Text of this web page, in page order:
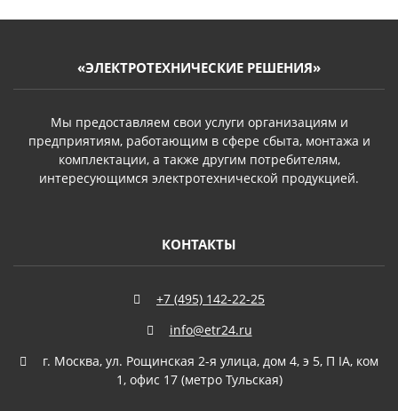
«ЭЛЕКТРОТЕХНИЧЕСКИЕ РЕШЕНИЯ»
Мы предоставляем свои услуги организациям и
предприятиям, работающим в сфере сбыта, монтажа и
комплектации, а также другим потребителям,
интересующимся электротехнической продукцией.
КОНТАКТЫ
+7 (495) 142-22-25
info@etr24.ru
г. Москва, ул. Рощинская 2-я улица, дом 4, э 5, П IА, ком
1, офис 17 (метро Тульская)